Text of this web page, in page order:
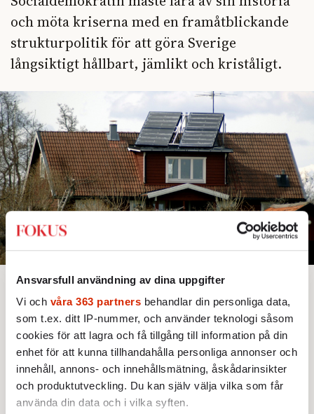
Ansvarsfull användning av dina uppgifter
Vi och våra 363 partners behandlar din personliga data,
som t.ex. ditt IP-nummer, och använder teknologi såsom
cookies för att lagra och få tillgång till information på din
enhet för att kunna tillhandahålla personliga annonser och
innehåll, annons- och innehållsmätning, åskådarinsikter
och produktutveckling. Du kan själv välja vilka som får
använda din data och i vilka syften.
och möta kriserna med en framåtblickande
strukturpolitik för att göra Sverige
långsiktigt hållbart, jämlikt och kriståligt.
Text: Annie Ross
Publicerad 2026-08-04
Bild: TT / Hasse Holmberg
Detta är en argumenterande text. Alla åsikter är
skribentens egna.